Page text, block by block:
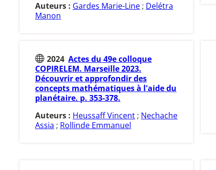
Auteurs : Gardes Marie-Line ; Delétra
Manon
2024 Actes du 49e colloque
COPIRELEM. Marseille 2023.
Découvrir et approfondir des
concepts mathématiques à l'aide du
planétaire. p. 353-378.
Auteurs : Heussaff Vincent ; Nechache
Assia ; Rollinde Emmanuel